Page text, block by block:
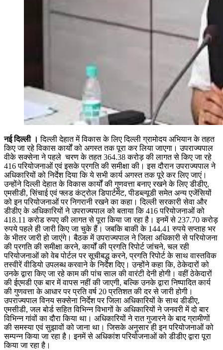
नई दिल्ली । दिल्ली देहात में विकास के लिए दिल्ली ग्रामोदय अभियान के तहत
किए जा रहे विकास कार्यों को अगस्त तक पूरा कर लिया जाएगा। उपराज्यपाल
वीके सक्सेना ने पहले चरण के तहत 364.38 करोड़ की लागत से किए जा रहे
416 परियोजनाओं एवं इसके प्रगति की समीक्षा की। इस दौरान उपराज्यपाल ने
अधिकारियों को निर्देश दिया कि ये सभी कार्य अगस्त तक पूरे कर लिए जाएं।
उन्होंने दिल्ली देहात के विकास कार्यों की गुणवत्ता बनाए रखने के लिए डीडीए,
एमसीडी, सिंचाई एवं फ्लड कंट्रोल डिपार्टमेंट, पीडब्ल्यूडी समेत अन्य एजेंसियों
को इन परियोजनाओं पर निगरानी रखने का कहा। दिल्ली सरकारी सेवा और
डीडीए के अधिकारियों ने उपराज्यपाल को बताया कि 416 परियोजनाओं को
418.11 करोड रुपए की लागत से पूरा किया जा रहा है। इनमें से 237.70 करोड़
रुपये पहले ही जारी किए जा चुके हैं। जबकि बाकी के 144.41 रुपये सप्ताह भर
के भीतर जारी हो जाएंगे। बैठक में उपराज्यपाल ने जिला अधिकारी से परियोजना
की प्रगति की समीक्षा करने, कार्यों की प्रगति रिपोर्ट जांचने, चल रही
परियोजनाओं को वेब पोर्टल पर सूचीबद्ध करने, प्रगति रिपोर्ट के साथ वास्तविक
तस्वीरें वीडियो उपलब्ध करवाने के निर्देश दिए। उन्होंने कहा कि, ठेकेदारों को
उनके द्वारा किए जा रहे काम की पांच साल की वारंटी देनी होगी। वहीं ठेकेदारों
की ईएमडी एक बार में वापस नहीं की जाएगी, बल्कि उनके द्वारा निष्पादित कार्य
की गुणवत्ता के आधार पर प्रति वर्ष 20 प्रतिशत की दर से जारी होगी।
उपराज्यपाल विनय सक्सेना निर्देश पर जिला अधिकारियों के साथ डीडीए,
एमसीडी, जल बोर्ड सहित विभिन्न विभागों के अधिकारियों ने जनवरी में दो बार
विभिन्न गांवों का दौरा किया था। अधिकारियों ने रात गुजारने के बाद ग्रामीणों
की समस्या एवं सुझावों को जाना था। जिसके अनुसार ही इन परियोजनाओं को
सम्पन्न किया जा रहा है। इनमें से अधिकांश परियोजनाओं को डीडीए द्वारा पूरा
किया जा रहा है।